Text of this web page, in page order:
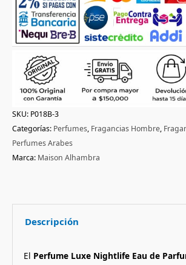
SKU: P018B-3
Categorías: Perfumes, Fragancias Hombre,
Perfumes Arabes
Marca: Maison Alhambra
Descripción
El Perfume Luxe Nightlife Eau de